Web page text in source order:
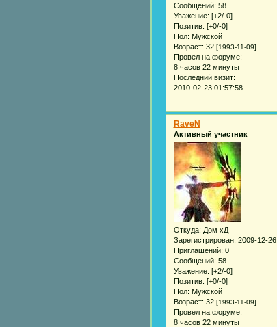
Сообщений: 58
Уважение: [+2/-0]
Позитив: [+0/-0]
Пол: Мужской
Возраст: 32 [1993-11-09]
Провел на форуме:
8 часов 22 минуты
Последний визит:
2010-02-23 01:57:58
RaveN
Активный участник
Откуда: Дом хД
Зарегистрирован: 2009-12-26
Приглашений: 0
Сообщений: 58
Уважение: [+2/-0]
Позитив: [+0/-0]
Пол: Мужской
Возраст: 32 [1993-11-09]
Провел на форуме:
8 часов 22 минуты